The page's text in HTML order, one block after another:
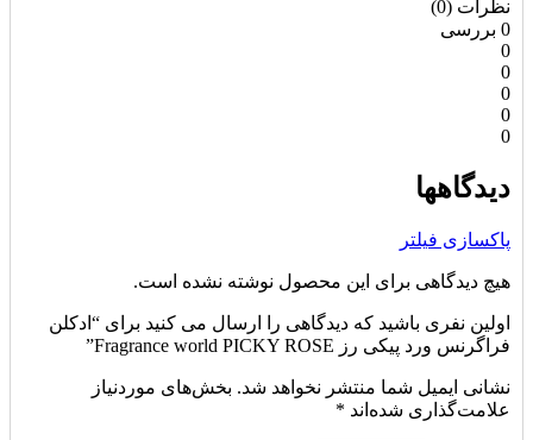
نظرات (0)
0 بررسی
0
0
0
0
0
دیدگاهها
پاکسازی فیلتر
هیچ دیدگاهی برای این محصول نوشته نشده است.
اولین نفری باشید که دیدگاهی را ارسال می کنید برای “ادکلن
فراگرنس ورد پیکی رز Fragrance world PICKY ROSE”
نشانی ایمیل شما منتشر نخواهد شد. بخش‌های موردنیاز
علامت‌گذاری شده‌اند *